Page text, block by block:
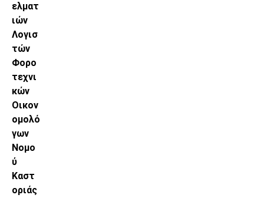
ελματ
ιών
Λογισ
τών
Φορο
τεχνι
κών
Οικον
ομολό
γων
Νομο
ύ
Καστ
οριάς